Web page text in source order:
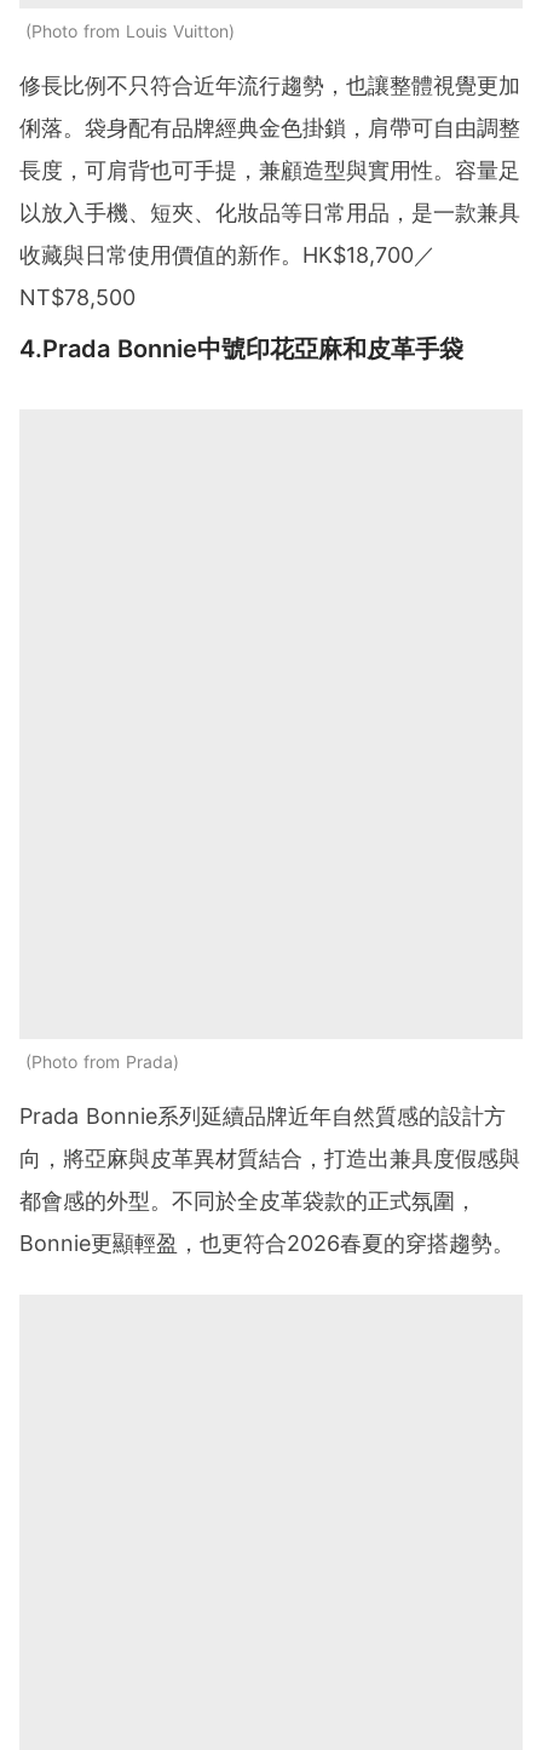
Photo from Louis Vuitton
修長比例不只符合近年流行趨勢，也讓整體視覺更加
俐落。袋身配有品牌經典金色掛鎖，肩帶可自由調整
長度，可肩背也可手提，兼顧造型與實用性。容量足
以放入手機、短夾、化妝品等日常用品，是一款兼具
收藏與日常使用價值的新作。HK$18,700／
NT$78,500
4.Prada Bonnie中號印花亞麻和皮革手袋
Photo from Prada
Prada Bonnie系列延續品牌近年自然質感的設計方
向，將亞麻與皮革異材質結合，打造出兼具度假感與
都會感的外型。不同於全皮革袋款的正式氛圍，
Bonnie更顯輕盈，也更符合2026春夏的穿搭趨勢。